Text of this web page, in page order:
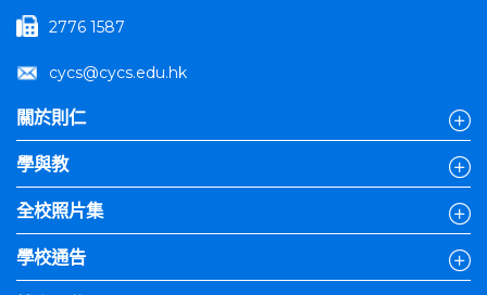
2776 1587
cycs@cycs.edu.hk
關於則仁
學與教
全校照片集
學校通告